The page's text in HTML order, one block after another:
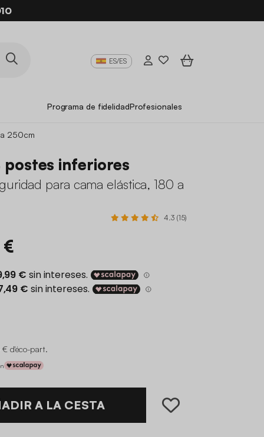
ES/ES
Programa de fidelidadProfesionales
250cm
postes inferiores
para cama elástica, 180 a
4.3 (15)
€
€ d'éco-part.
A LA CESTA